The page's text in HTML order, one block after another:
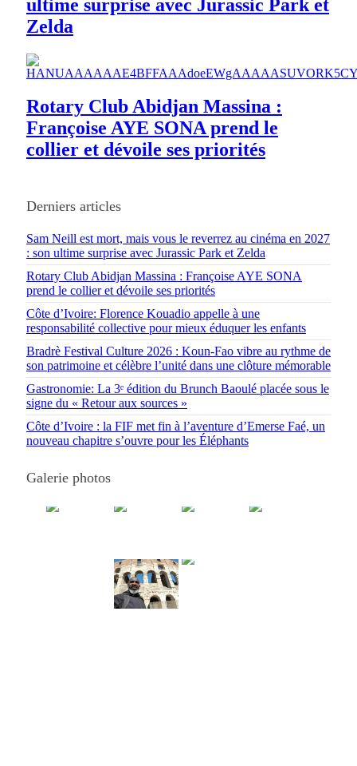
ultime surprise avec Jurassic Park et
Zelda
Rotary Club Abidjan Massina :
Françoise AYE SONA prend le
collier et dévoile ses priorités
Derniers articles
Sam Neill est mort, mais vous le reverrez au cinéma en 2027
: son ultime surprise avec Jurassic Park et Zelda
Rotary Club Abidjan Massina : Françoise AYE SONA
prend le collier et dévoile ses priorités
Côte d’Ivoire: Florence Kouadio appelle à une
responsabilité collective pour mieux éduquer les enfants
Bradrè Festival Culture 2026 : Koun-Fao vibre au rythme de
son patrimoine et célèbre l’unité dans une clôture mémorable
Gastronomie: La 3ᵉ édition du Brunch Baoulé placée sous le
signe du « Retour aux sources »
Côte d’Ivoire : la FIF met fin à l’aventure d’Emerse Faé, un
nouveau chapitre s’ouvre pour les Éléphants
Galerie photos